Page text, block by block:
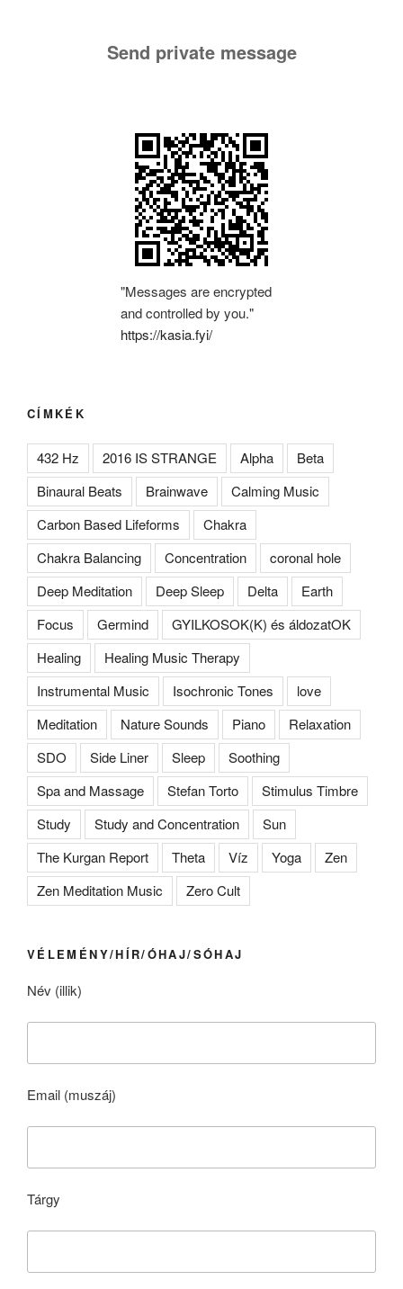
Send private message
"Messages are encrypted
and controlled by you."
https://kasia.fyi/
CÍMKÉK
432 Hz 2016 IS STRANGE Alpha
Beta
Binaural Beats
Brainwave
Calming Music
Carbon Based Lifeforms
Chakra
Chakra Balancing
Concentration
coronal hole
Deep Meditation
Deep Sleep Delta
Earth
Focus
Germind
GYILKOSOK(K) és áldozatOK
Healing
Healing Music Therapy
Instrumental Music
Isochronic Tones
love
Meditation
Nature Sounds Piano
Relaxation
SDO
Side Liner Sleep
Soothing
Spa and Massage
Stefan Torto
Stimulus Timbre
Study
Study and Concentration
Sun
The Kurgan Report
Theta Víz Yoga
Zen
Zen Meditation Music
Zero Cult
VÉLEMÉNY/HÍR/ÓHAJ/SÓHAJ
Név (illik)
Email (muszáj)
Tárgy